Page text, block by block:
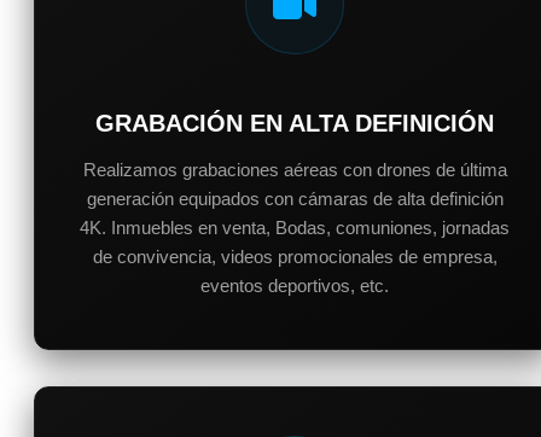
GRABACIÓN EN ALTA DEFINICIÓN
Realizamos grabaciones aéreas con drones de última
generación equipados con cámaras de alta definición
4K. Inmuebles en venta, Bodas, comuniones, jornadas
de convivencia, videos promocionales de empresa,
eventos deportivos, etc.